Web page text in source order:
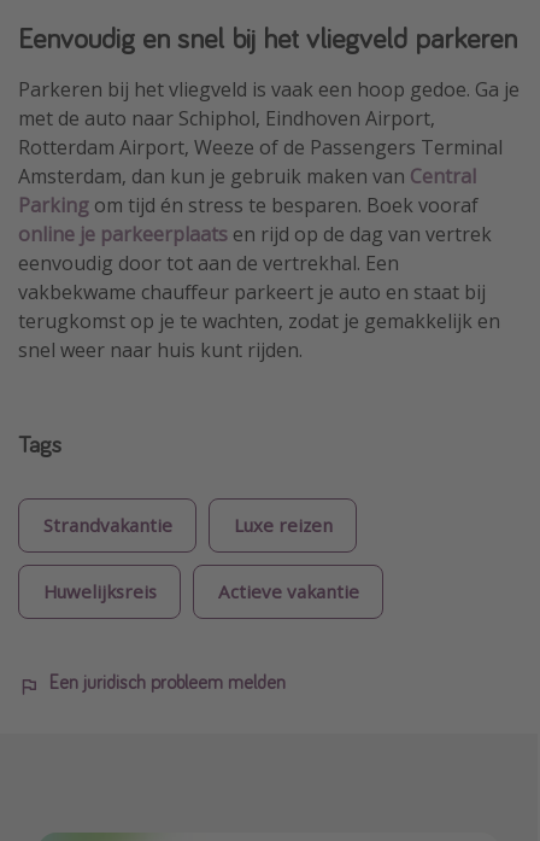
Eenvoudig en snel bij het vliegveld parkeren
Parkeren bij het vliegveld is vaak een hoop gedoe. Ga je
met de auto naar Schiphol, Eindhoven Airport,
Rotterdam Airport, Weeze of de Passengers Terminal
Amsterdam, dan kun je gebruik maken van Central
Parking om tijd én stress te besparen. Boek vooraf
online je parkeerplaats en rijd op de dag van vertrek
eenvoudig door tot aan de vertrekhal. Een
vakbekwame chauffeur parkeert je auto en staat bij
terugkomst op je te wachten, zodat je gemakkelijk en
snel weer naar huis kunt rijden.
Tags
Strandvakantie Luxe reizen
Huwelijksreis Actieve vakantie
Een juridisch probleem melden